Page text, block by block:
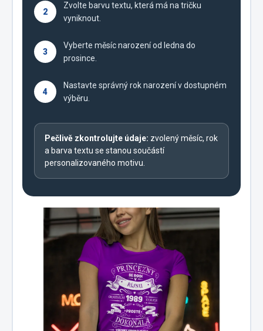
2
Zvolte barvu textu, která má na tričku
vyniknout.
3
Vyberte měsíc narození od ledna do
prosince.
4
Nastavte správný rok narození v dostupném
výběru.
Pečlivě zkontrolujte údaje: zvolený měsíc, rok
a barva textu se stanou součástí
personalizovaného motivu.